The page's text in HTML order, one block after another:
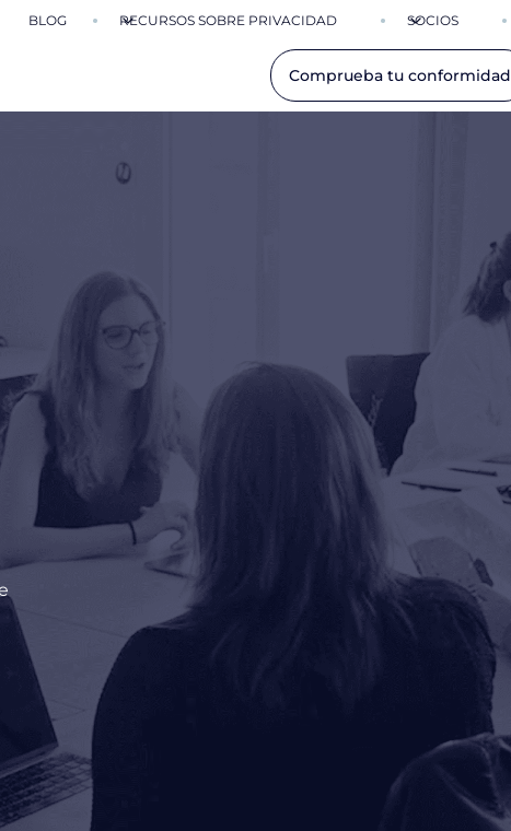
BLOG RECURSOS SOBRE PRIVACIDAD SOCIOS
Comprueba tu conformidad